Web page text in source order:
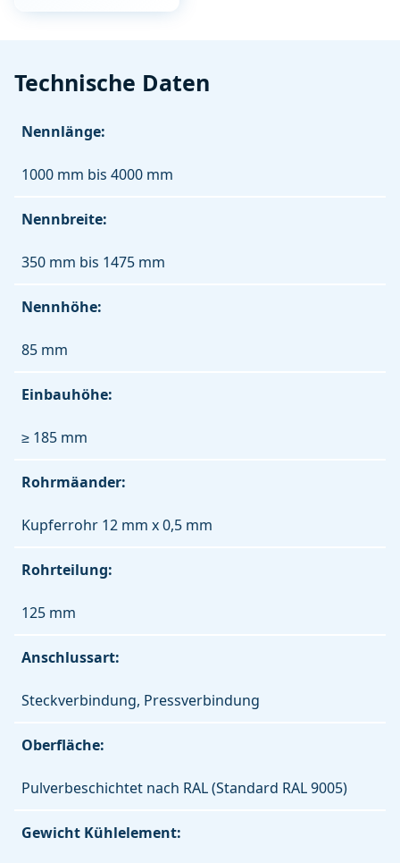
Technische Daten
Nennlänge:
1000 mm bis 4000 mm
Nennbreite:
350 mm bis 1475 mm
Nennhöhe:
85 mm
Einbauhöhe:
≥ 185 mm
Rohrmäander:
Kupferrohr 12 mm x 0,5 mm
Rohrteilung:
125 mm
Anschlussart:
Steckverbindung, Pressverbindung
Oberfläche:
Pulverbeschichtet nach RAL (Standard RAL 9005)
Gewicht Kühlelement: